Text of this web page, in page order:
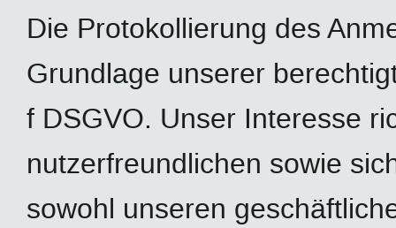
Die Protokollierung des
Grundlage unserer
f DSGVO. Unser Interesse
nutzerfreundlichen sowie
sowohl unseren